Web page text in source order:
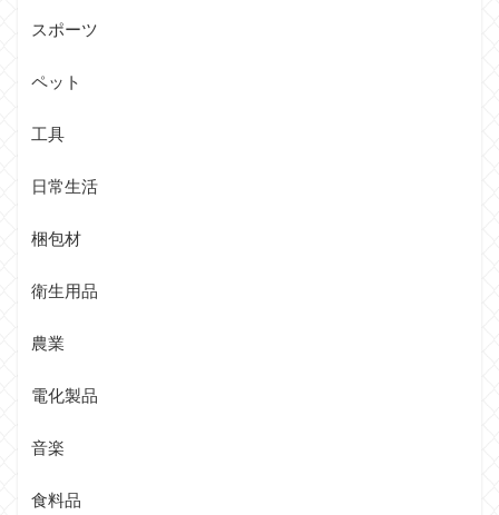
スポーツ
ペット
工具
日常生活
梱包材
衛生用品
農業
電化製品
音楽
食料品